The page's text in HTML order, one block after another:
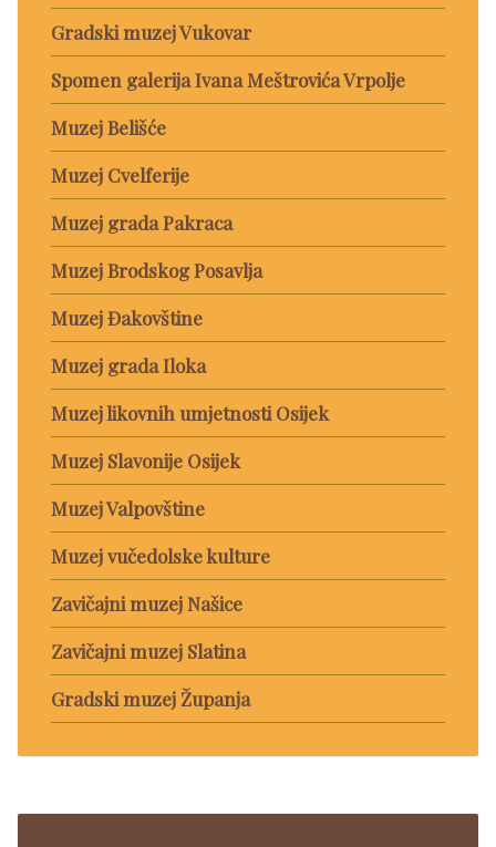
Gradski muzej Vukovar
Spomen galerija Ivana Meštrovića Vrpolje
Muzej Belišće
Muzej Cvelferije
Muzej grada Pakraca
Muzej Brodskog Posavlja
Muzej Đakovštine
Muzej grada Iloka
Muzej likovnih umjetnosti Osijek
Muzej Slavonije Osijek
Muzej Valpovštine
Muzej vučedolske kulture
Zavičajni muzej Našice
Zavičajni muzej Slatina
Gradski muzej Županja